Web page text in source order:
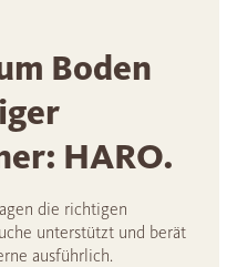
Boden
HARO.
die richtigen
unterstützt und berät
ausführlich.